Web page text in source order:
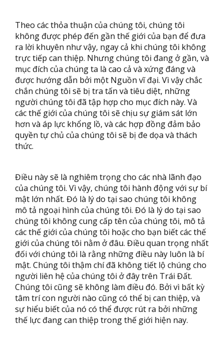
Theo các thỏa thuận của chúng tôi, chúng tôi
không được phép đến gần thế giới của bạn để đưa
ra lời khuyên như vậy, ngay cả khi chúng tôi không
trực tiếp can thiệp. Nhưng chúng tôi đang ở gần, và
mục đích của chúng ta là cao cả và xứng đáng và
được hướng dẫn bởi một Nguồn vĩ đại. Vì vậy chắc
chắn chúng tôi sẽ bị tra tấn và tiêu diệt, những
người chúng tôi đã tập hợp cho mục đích này. Và
các thế giới của chúng tôi sẽ chịu sự giám sát lớn
hơn và áp lực khổng lồ, và các hợp đồng đảm bảo
quyền tự chủ của chúng tôi sẽ bị đe dọa và thách
thức.
Điều này sẽ là nghiêm trọng cho các nhà lãnh đạo
của chúng tôi. Vì vậy, chúng tôi hành động với sự bí
mật lớn nhất. Đó là lý do tại sao chúng tôi không
mô tả ngoại hình của chúng tôi. Đó là lý do tại sao
chúng tôi không cung cấp tên của chúng tôi, mô tả
các thế giới của chúng tôi hoặc cho bạn biết các thế
giới của chúng tôi nằm ở đâu. Điều quan trọng nhất
đối với chúng tôi là rằng những điều này luôn là bí
mật. Chúng tôi thậm chí đã không tiết lộ chúng cho
người liên hệ của chúng tôi ở đây trên Trái Đất.
Chúng tôi cũng sẽ không làm điều đó. Bởi vì bất kỳ
tâm trí con người nào cũng có thể bị can thiệp, và
sự hiểu biết của nó có thể được rút ra bởi những
thế lực đang can thiệp trong thế giới hiện nay.